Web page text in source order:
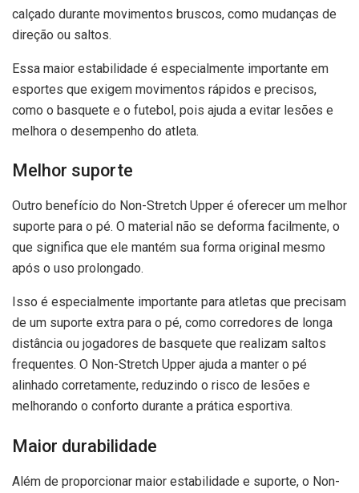
calçado durante movimentos bruscos, como mudanças de
direção ou saltos.
Essa maior estabilidade é especialmente importante em
esportes que exigem movimentos rápidos e precisos,
como o basquete e o futebol, pois ajuda a evitar lesões e
melhora o desempenho do atleta.
Melhor suporte
Outro benefício do Non-Stretch Upper é oferecer um melhor
suporte para o pé. O material não se deforma facilmente, o
que significa que ele mantém sua forma original mesmo
após o uso prolongado.
Isso é especialmente importante para atletas que precisam
de um suporte extra para o pé, como corredores de longa
distância ou jogadores de basquete que realizam saltos
frequentes. O Non-Stretch Upper ajuda a manter o pé
alinhado corretamente, reduzindo o risco de lesões e
melhorando o conforto durante a prática esportiva.
Maior durabilidade
Além de proporcionar maior estabilidade e suporte, o Non-